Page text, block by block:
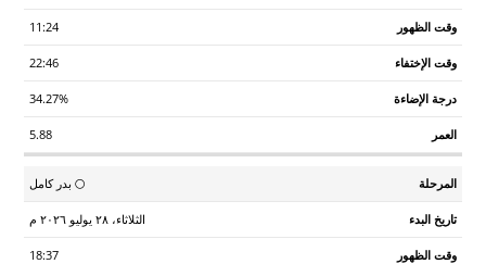
11:24
22:46
34.27%
5.88
🌕 بدر كامل
الثلاثاء، ٢٨ يوليو ٢٠٢٦ م
18:37